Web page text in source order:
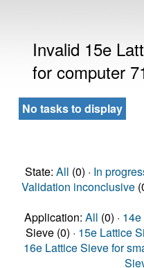
Invalid 15e
for computer
No tasks to display
State: All (0) · In
Validation inconclusive
Application: All (0) ·
Sieve (0) · 15e Lattice
16e Lattice Sieve for